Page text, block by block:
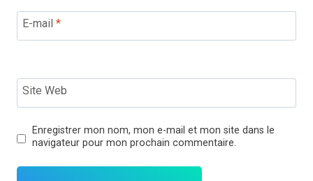
E-mail *
Site Web
Enregistrer mon nom, mon e-mail et mon site dans le
navigateur pour mon prochain commentaire.